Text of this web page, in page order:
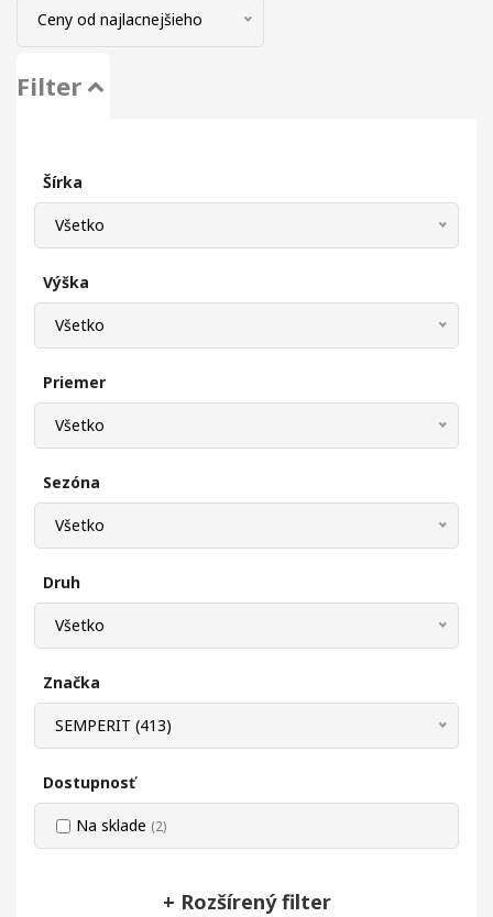
Filter
Ceny od najlacnejšieho
Šírka
Všetko
Výška
Všetko
Priemer
Všetko
Sezóna
Všetko
Druh
Všetko
Značka
SEMPERIT (413)
Dostupnosť
Na sklade (2)
+ Rozšírený filter